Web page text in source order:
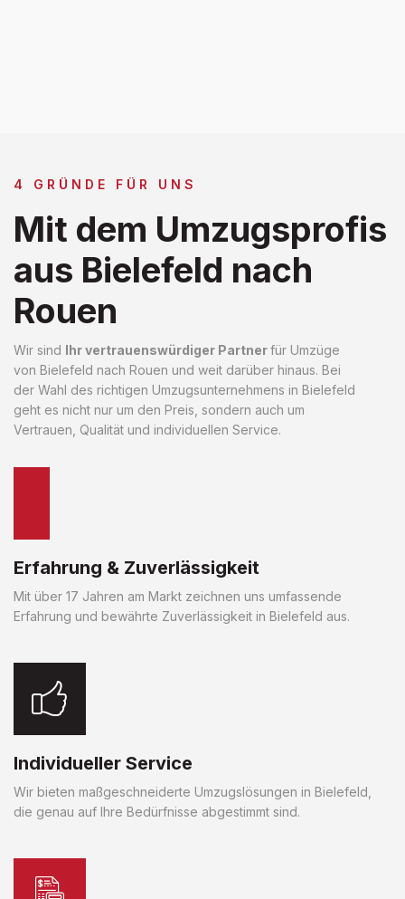
4 GRÜNDE FÜR UNS
Mit dem Umzugsprofis
aus Bielefeld nach
Rouen
Wir sind Ihr vertrauenswürdiger Partnerfür Umzüge
von Bielefeld nach Rouen und weit darüber hinaus. Bei
der Wahl des richtigen Umzugsunternehmens in Bielefeld
geht es nicht nur um den Preis, sondern auch um
Vertrauen, Qualität und individuellen Service.
Erfahrung & Zuverlässigkeit
Mit über 17 Jahren am Markt zeichnen uns umfassende
Erfahrung und bewährte Zuverlässigkeit in Bielefeld aus.
Individueller Service
Wir bieten maßgeschneiderte Umzugslösungen in Bielefeld,
die genau auf Ihre Bedürfnisse abgestimmt sind.